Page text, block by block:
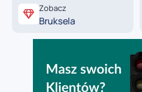
Zobacz
Bruksela